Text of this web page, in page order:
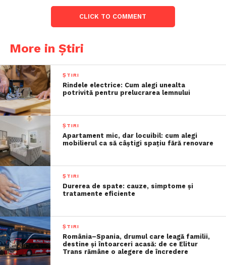
CLICK TO COMMENT
More in Știri
ȘTIRI
Rindele electrice: Cum alegi unealta
potrivită pentru prelucrarea lemnului
ȘTIRI
Apartament mic, dar locuibil: cum alegi
mobilierul ca să câștigi spațiu fără renovare
ȘTIRI
Durerea de spate: cauze, simptome și
tratamente eficiente
ȘTIRI
România–Spania, drumul care leagă familii,
destine și întoarceri acasă: de ce Elitur
Trans rămâne o alegere de încredere